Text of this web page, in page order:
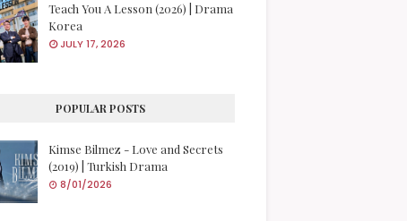
Teach You A Lesson (2026) | Drama
Korea
JULY 17, 2026
POPULAR POSTS
Kimse Bilmez - Love and Secrets
(2019) | Turkish Drama
8/01/2026